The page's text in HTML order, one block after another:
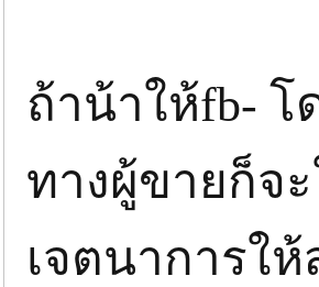
ถ้าน้าให้fb- โ
ทางผู้ขายก็จ
เจตนาการใ